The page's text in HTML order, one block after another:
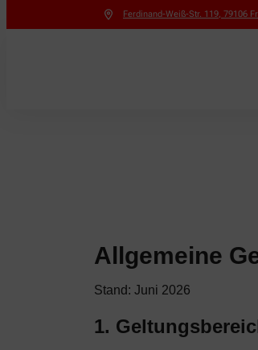
Ferdinand-Weiß-Str. 119, 79106
Allgemeine
Stand: Juni 2026
1.